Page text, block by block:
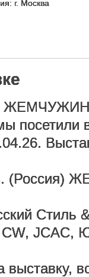
г. Москва
В.
Стиль
CW,
выставку,